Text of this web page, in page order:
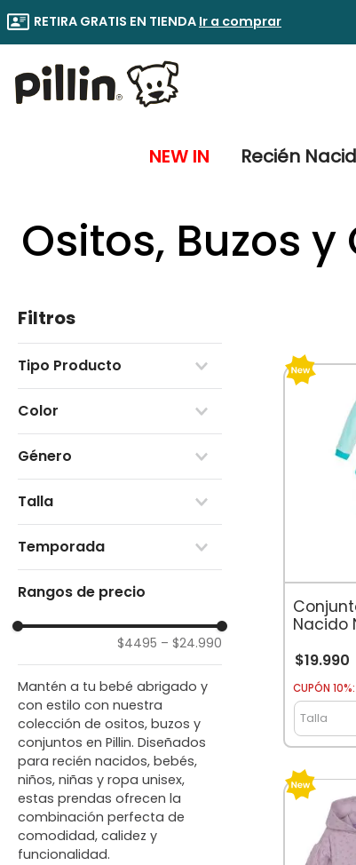
RETIRA GRATIS EN TIENDA Ir a comprar
NEW IN Recién
Ositos, Buzos
Filtros
Tipo Producto
Conjunto
Mameluco
Osito
Set
Color
Naranjo
Amarillo
Azul
Rosado
Blanco
Celeste
Género
Niña
Unisex
Talla
0M
3M
6M
12M
2
3
4
Temporada
Primavera-Verano
Rangos de precio
$4495 – $24.990
Mantén a tu bebé abrigado y
con estilo con nuestra
colección de ositos, buzos y
conjuntos en Pillin. Diseñados
para recién nacidos, bebés,
niños, niñas y ropa unisex,
estas prendas ofrecen la
combinación perfecta de
comodidad, calidez y
funcionalidad.
Nacido
$19.990
CUPÓN
Talla